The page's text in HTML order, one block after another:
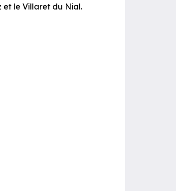
et le Villaret du Nial.